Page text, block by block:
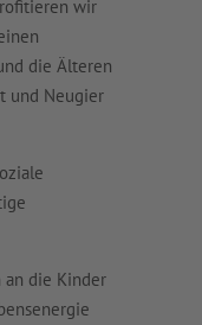
wir
die Älteren
und Neugier
an die Kinder